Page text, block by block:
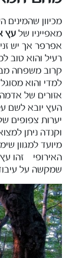
מכיוון שהמינים
מאפייניו של עץ
אפרפר אך יש
רעיל והוא טוב
קרוב משפחה
למדי והוא
אזורים של
העץ יובא לשם
יערות צפופים
וקנדה ניתן
מיועד למגוון
האירופי – זהו
שמקשה על